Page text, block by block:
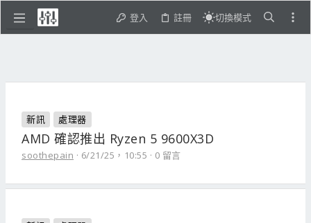
登入 註冊 切換模式
新訊 處理器
AMD 確認推出 Ryzen 5 9600X3D
soothepain 6/21/25，10:55 0 留言